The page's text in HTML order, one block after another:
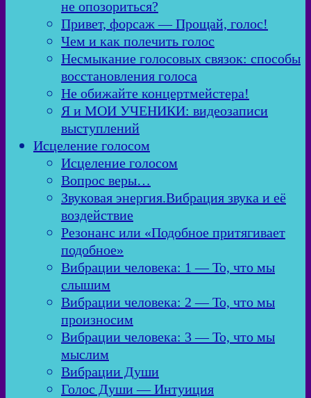
не опозориться?
Привет, форсаж — Прощай, голос!
Чем и как полечить голос
Несмыкание голосовых связок: способы
восстановления голоса
Не обижайте концертмейстера!
Я и МОИ УЧЕНИКИ: видеозаписи
выступлений
Исцеление голосом
Исцеление голосом
Вопрос веры…
Звуковая энергия.Вибрация звука и её
воздействие
Резонанс или «Подобное притягивает
подобное»
Вибрации человека: 1 — То, что мы
слышим
Вибрации человека: 2 — То, что мы
произносим
Вибрации человека: 3 — То, что мы
мыслим
Вибрации Души
Голос Души — Интуиция